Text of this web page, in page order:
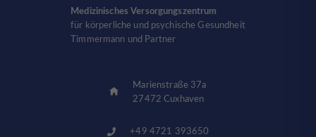
Medizinisches Versorgungszentrum
für körperliche und psychische Gesundheit
Timmermann und Partner
Marienstraße 37a
27472 Cuxhaven
+49 4721 393650